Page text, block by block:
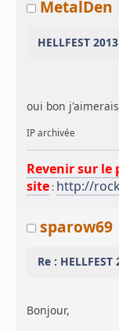
MetalDen
HELLFEST 2013
oui bon
IP archivée
Revenir sur le
site : http://
sparow69
Re : HELLFEST
Bonjour,